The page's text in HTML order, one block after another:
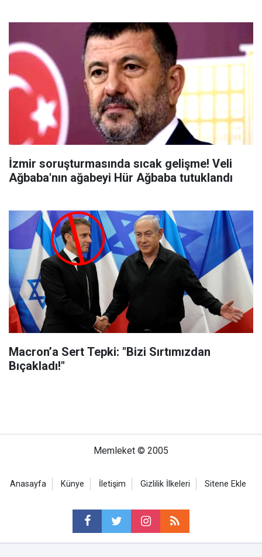
İzmir soruşturmasında sıcak gelişme! Veli
Ağbaba'nın ağabeyi Hür Ağbaba tutuklandı
Macron’a Sert Tepki: "Bizi Sırtımızdan
Bıçakladı!"
Memleket © 2005
Anasayfa Künye İletişim Gizlilik İlkeleri Sitene Ekle